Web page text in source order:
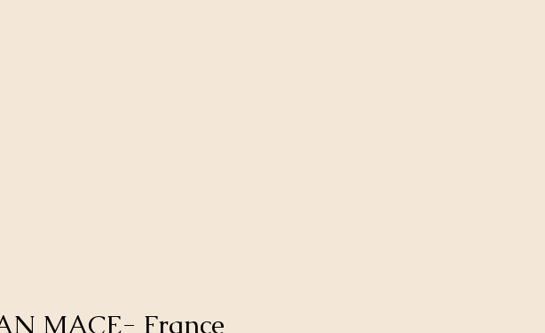
MACE- France